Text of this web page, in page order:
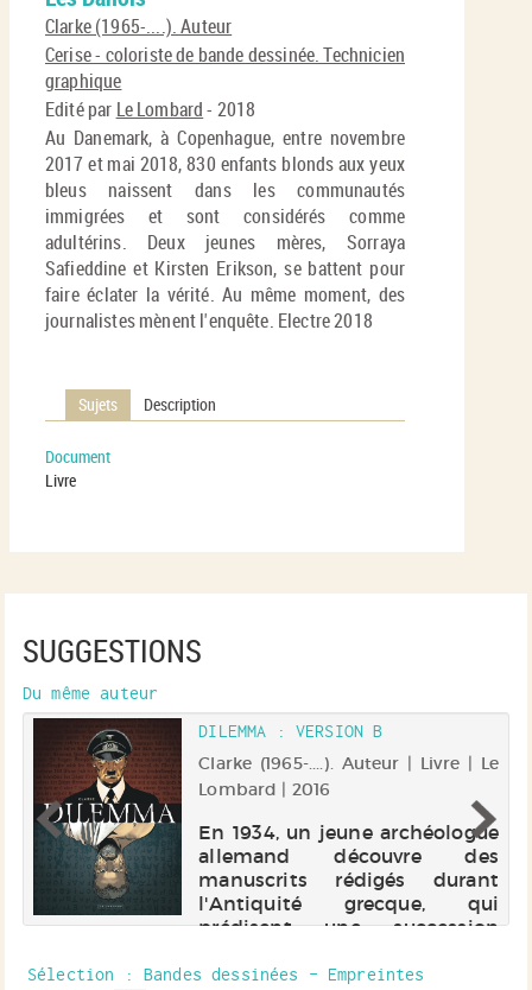
Clarke (1965-....). Auteur
Cerise - coloriste de bande dessinée. Technicien
graphique
Edité par Le Lombard- 2018
Au Danemark, à Copenhague, entre novembre
2017 et mai 2018, 830 enfants blonds aux yeux
bleus naissent dans les communautés
immigrées et sont considérés comme
adultérins. Deux jeunes mères, Sorraya
Safieddine et Kirsten Erikson, se battent pour
faire éclater la vérité. Au même moment, des
journalistes mènent l'enquête. Electre 2018
Sujets Description
Document
Livre
SUGGESTIONS
Du même auteur
DILEMMA : VERSION B
Clarke (1965-....). Auteur | Livre | Le
Lombard | 2016
En 1934, un jeune archéologue
allemand découvre des
manuscrits rédigés durant
l'Antiquité grecque, qui
prédisent une succession
nazisme. Les choix de cet
Sélection : Bandes dessinées - Empreintes